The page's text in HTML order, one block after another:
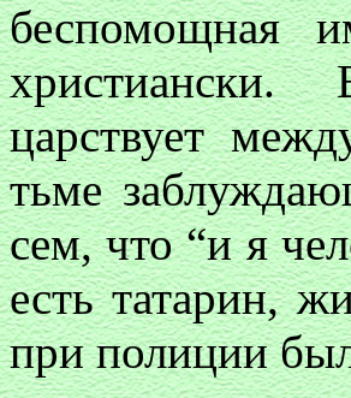
беспомощная
царствует
тьме
сем, что “и я
есть татарин,
при полиции